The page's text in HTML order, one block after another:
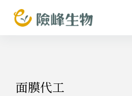
跳
至
面膜代工